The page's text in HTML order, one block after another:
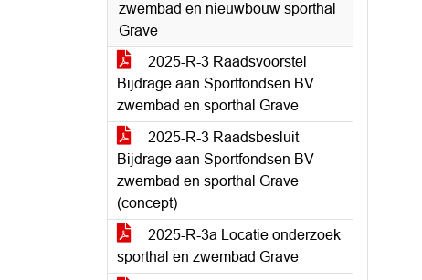
zwembad en nieuwbouw sporthal
Grave
2025-R-3 Raadsvoorstel
Bijdrage aan Sportfondsen BV
zwembad en sporthal Grave
2025-R-3 Raadsbesluit
Bijdrage aan Sportfondsen BV
zwembad en sporthal Grave
(concept)
2025-R-3a Locatie onderzoek
sporthal en zwembad Grave